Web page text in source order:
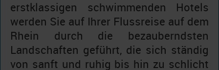
erstklassigen schwimmenden Hotels
werden Sie auf Ihrer Flussreise auf dem
Rhein durch die bezauberndsten
Landschaften geführt, die sich ständig
von sanft und ruhig bis hin zu schlicht